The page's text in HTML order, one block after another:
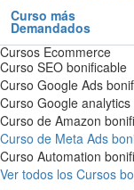
Curso más
Demandados
Cursos Ecommerce
Curso SEO bonificable
Curso Google Ads
Curso Google
Curso de Amazon
Curso de Meta Ads
Curso Automation
Ver todos los Cursos